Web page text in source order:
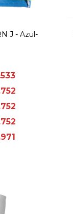
J - Azul-